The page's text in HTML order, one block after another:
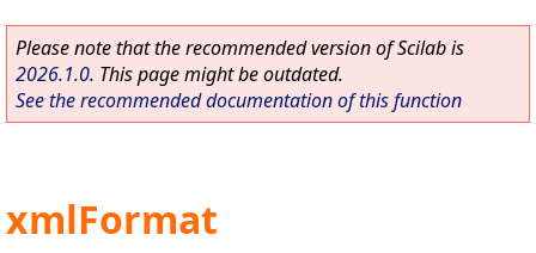
Please note that the recommended version of Scilab is
2026.1.0. This page might be outdated.
See the recommended documentation of this function
xmlFormat